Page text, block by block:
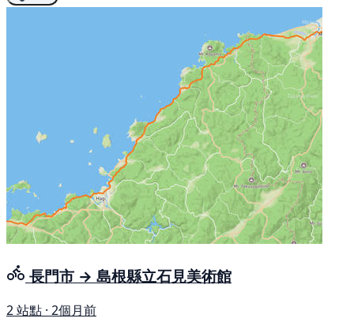
長門市 → 島根縣立石見美術館
2 站點 · 2個月前